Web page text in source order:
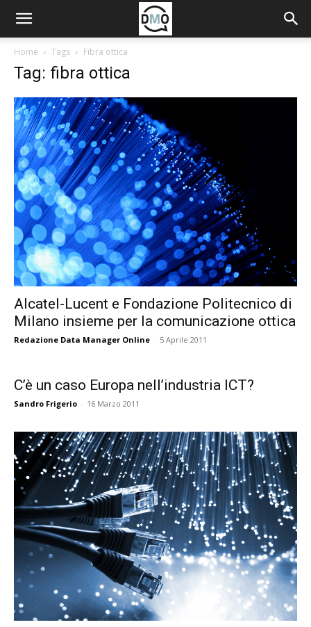
Home Tags Fibra ottica
Tag: fibra ottica
Alcatel-Lucent e Fondazione Politecnico di
Milano insieme per la comunicazione ottica
Redazione Data Manager Online - 5 Aprile 2011
C’è un caso Europa nell’industria ICT?
Sandro Frigerio - 16 Marzo 2011